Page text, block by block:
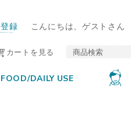
録 こんにちは、ゲストさん
カートを見る
FOOD/DAILY USE